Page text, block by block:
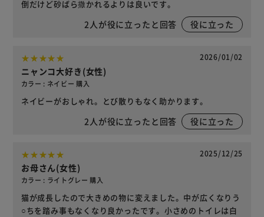
倒だけど砂ばら撒かれるよりは良いです。
2 人が役に立ったと回答 役に立った
2026/01/02
ニャンコ大好き(女性)
カラー : ネイビー 購入
ネイビーがおしゃれ。とび散りもなく助かります。
2 人が役に立ったと回答 役に立った
2025/12/25
お母さん(女性)
カラー : ライトグレー 購入
猫が成長したので大きめの物に変えました。中が広くなりう
○ちを踏み事もなくなり良かったです。小さめのトイレは白